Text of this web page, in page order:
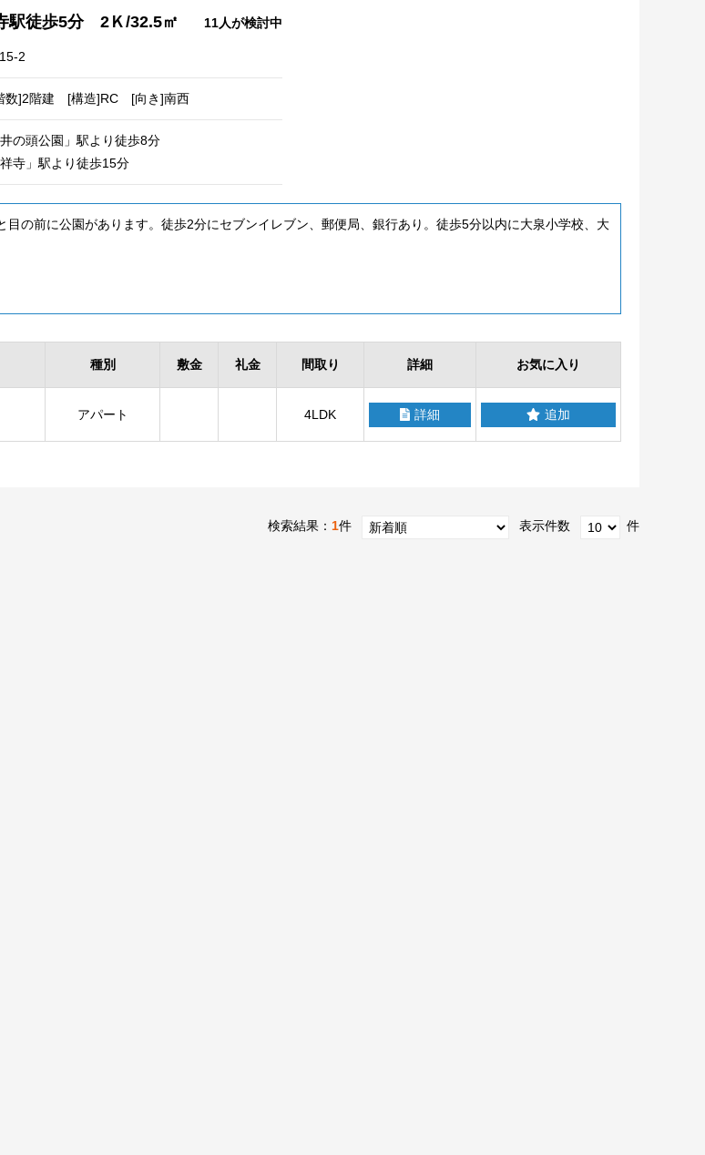
駅徒歩5分 2Ｋ/32.5㎡ 11人が検討中
2
数]2階建 [構造]RC [向き]南西
の頭公園」駅より徒歩8分
寺」駅より徒歩15分
目の前に公園があります。徒歩2分にセブンイレブン、郵便局、銀行あり。徒歩5分以内に大泉小学校、大
種別 敷金 礼金 間取り 詳細 お気に入り
アパート 4LDK 詳細 追加
検索結果： 1件 表示件数 件